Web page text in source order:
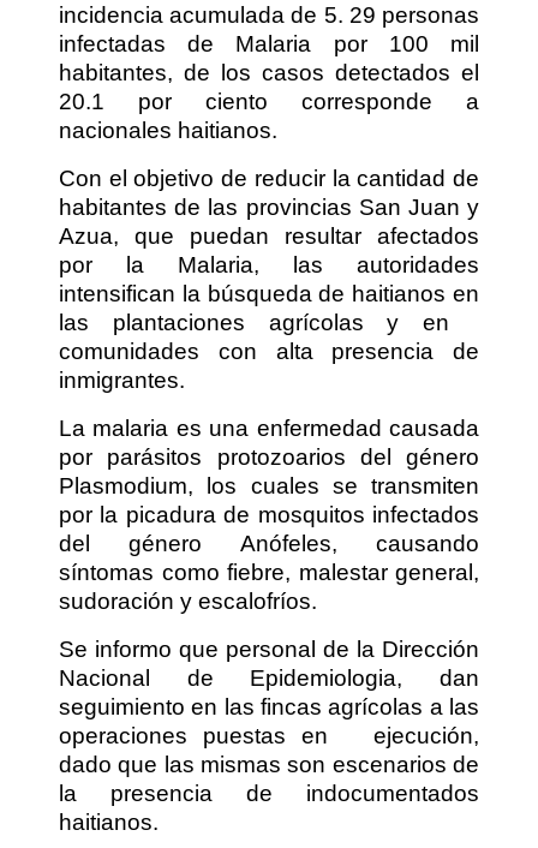
incidencia acumulada de 5. 29 personas
infectadas de Malaria por 100 mil
habitantes, de los casos detectados el
20.1 por ciento corresponde a
nacionales haitianos.
Con el objetivo de reducir la cantidad de
habitantes de las provincias San Juan y
Azua, que puedan resultar afectados
por la Malaria, las autoridades
intensifican la búsqueda de haitianos en
las plantaciones agrícolas y en
comunidades con alta presencia de
inmigrantes.
La malaria es una enfermedad causada
por parásitos protozoarios del género
Plasmodium, los cuales se transmiten
por la picadura de mosquitos infectados
del género Anófeles, causando
síntomas como fiebre, malestar general,
sudoración y escalofríos.
Se informo que personal de la Dirección
Nacional de Epidemiologia, dan
seguimiento en las fincas agrícolas a las
operaciones puestas en
ejecución,
dado que las mismas son escenarios de
la presencia de indocumentados
haitianos.